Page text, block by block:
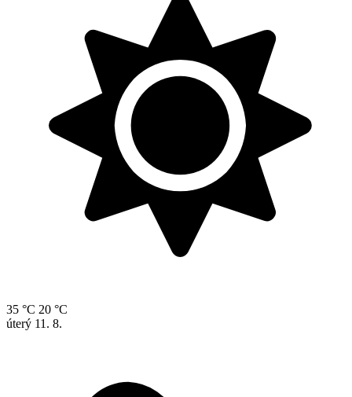
35 °C 20 °C
úterý 11. 8.